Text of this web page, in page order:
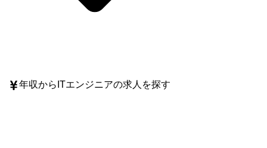
年収からITエンジニアの求人を探す